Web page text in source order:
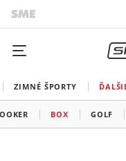
ZIMNÉ ŠPORTY
BOX GOLF